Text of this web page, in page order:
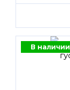
В наличии